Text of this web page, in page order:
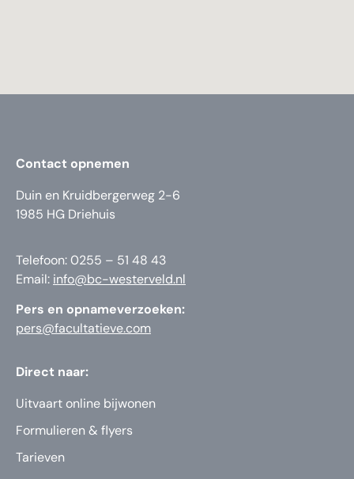
Contact opnemen
Duin en Kruidbergerweg 2-6
1985 HG Driehuis
Telefoon: 0255 – 51 48 43
Email: info@bc-westerveld.nl
Pers en opnameverzoeken:
pers@facultatieve.com
Direct naar:
Uitvaart online bijwonen
Formulieren & flyers
Tarieven